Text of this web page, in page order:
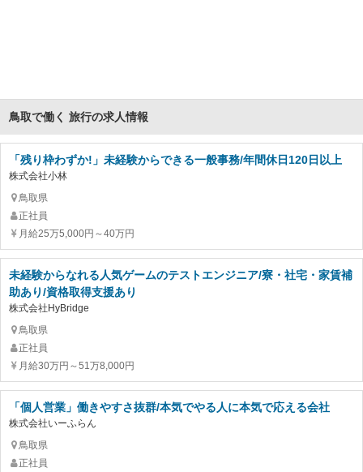
鳥取で働く 旅行の求人情報
「残り枠わずか!」未経験からできる一般事務/年間休日120日以上
株式会社小林
鳥取県
正社員
月給25万5,000円～40万円
未経験からなれる人気ゲームのテストエンジニア/寮・社宅・家賃補
助あり/資格取得支援あり
株式会社HyBridge
鳥取県
正社員
月給30万円～51万8,000円
「個人営業」働きやすさ抜群/本気でやる人に本気で応える会社
株式会社いーふらん
鳥取県
正社員